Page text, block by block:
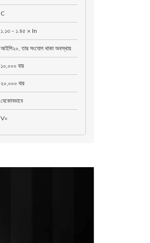
C
১.১৩ - ১.৪৫ × In
আইপি২০, তার সংযোগ থাকা অবস্থায়
১০,০০০ বার
২০,০০০ বার
যেকোনভাবে
V০